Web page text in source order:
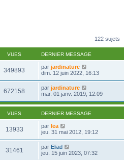
122 sujets
VUES DERNIER MESSAGE
349893 par jardinature
dim. 12 juin 2022, 16:13
672158 par jardinature
mar. 01 janv. 2019, 12:09
VUES DERNIER MESSAGE
13933 par lea
jeu. 31 mai 2012, 19:12
31461 par Eliad
jeu. 15 juin 2023, 07:32